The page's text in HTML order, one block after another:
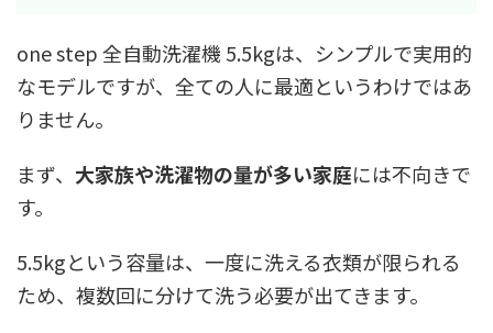
one step 全自動洗濯機 5.5kgは、シンプルで実用的
なモデルですが、全ての人に最適というわけではあ
りません。
まず、 大家族や洗濯物の量が多い家庭には不向きで
す。
5.5kgという容量は、一度に洗える衣類が限られる
ため、複数回に分けて洗う必要が出てきます。